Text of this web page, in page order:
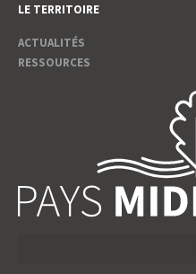
LE TERRITOIRE
ACTUALITÉS
RESSOURCES